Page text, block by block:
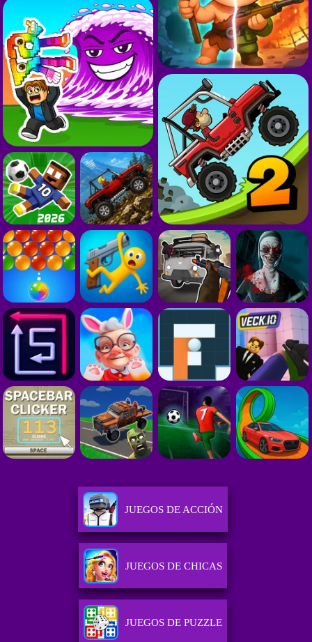
JUEGOS DE ACCIÓN
JUEGOS DE CHICAS
JUEGOS DE PUZZLE